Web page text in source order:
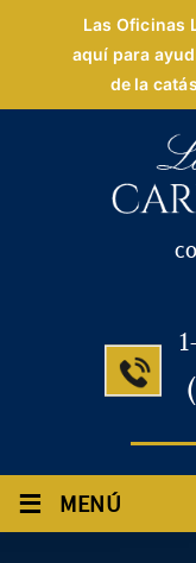
Las Oficinas
aquí para
de la
≡ MENÚ